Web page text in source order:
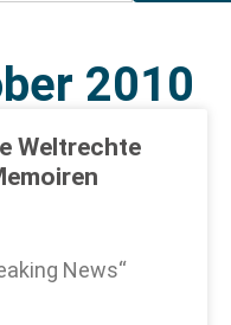
2010
Weltrechte
News“